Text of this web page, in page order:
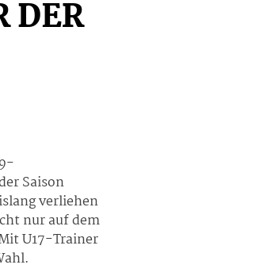
DER
Saison
verliehen
nur auf dem
U17-Trainer